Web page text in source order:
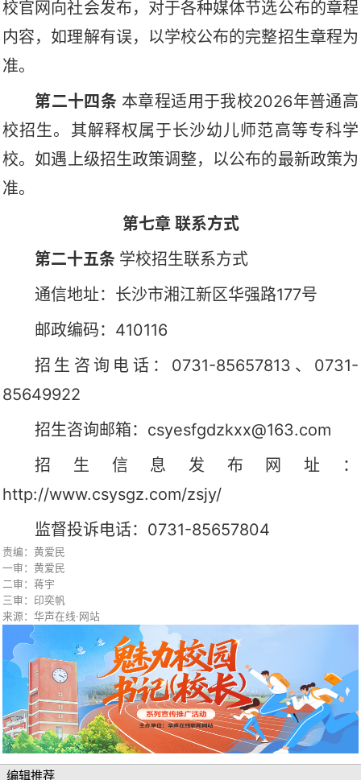
校官网向社会发布，对于各种媒体节选公布的章程
内容，如理解有误，以学校公布的完整招生章程为
准。
第二十四 条 本章程适用于我校2026年普通高
校招生。 其解释权属于长沙幼儿师范高等专科学
校。 如遇 上级招生政策调整，以公布的最新政策为
准。
第七章 联系方式
第二十五条 学校招生联系方式
通信地址：长沙市湘江新区华强路177号
邮政编码： 410116
招生咨询电话： 0731-85657813、0731-
85649922
招生咨询邮箱： csyesfgdzkxx@163.com
招生信息发布网址
：
http://www.csysgz.com/zsjy/
监督投诉电话： 0731-85657804
责编：黄爱民
一审：黄爱民
二审：蒋宇
三审：印奕帆
来源：华声在线·网站
编辑推荐